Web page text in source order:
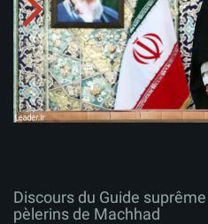
Discours du Guide
pèlerins de Machhad